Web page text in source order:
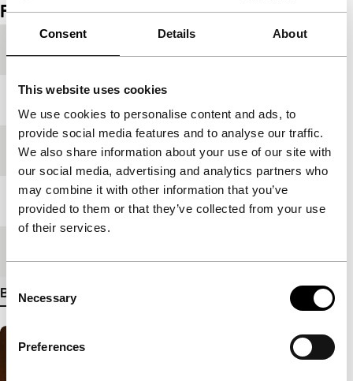
Consent Details About
This website uses cookies
We use cookies to personalise content and ads, to
provide social media features and to analyse our traffic.
We also share information about your use of our site with
our social media, advertising and analytics partners who
may combine it with other information that you’ve
provided to them or that they’ve collected from your use
of their services.
Selection
Necessary
Preferences
Film details
Festivaleditie IFFR 2009
Lengte 120'
Bekijk meer details